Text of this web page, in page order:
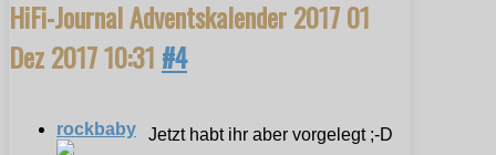
HiFi-Journal Adventskalender 201701
Dez 2017 10:31 #4
rockbaby Jetzt habt ihr aber vorgelegt ;-D